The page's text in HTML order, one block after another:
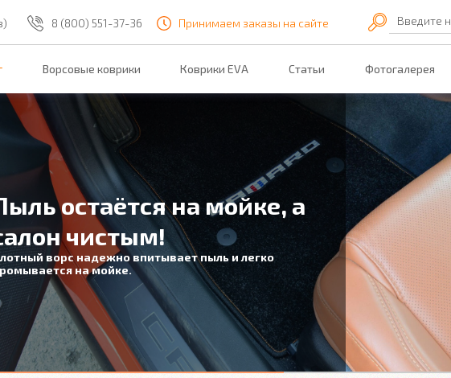
8 (800) 551-37-36 Принимаем заказы на сайте Введите
Ворсовые коврики Коврики EVA Статьи Фотогалерея
остаётся на мойке, а
чистым!
ворс надежно впитывает пыль и легко
на мойке.